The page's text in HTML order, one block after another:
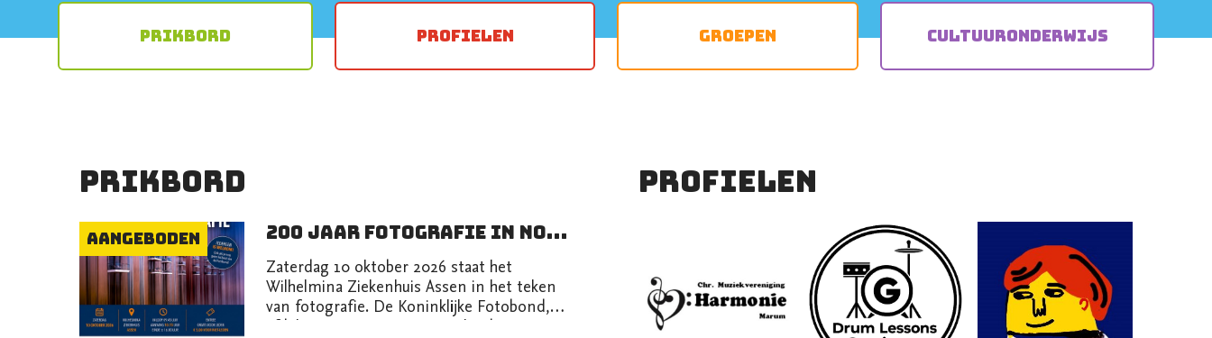
Prikbord Profielen Groepen Cultuur­onderwijs
Prikbord
Aangeboden 200 Jaar Fotografie in Noord-Nederland: Expositie en inspirerende lezingen
Zaterdag 10 oktober 2026 staat het
Wilhelmina Ziekenhuis Assen in het teken
van fotografie. De Koninklijke Fotobond,
Profielen